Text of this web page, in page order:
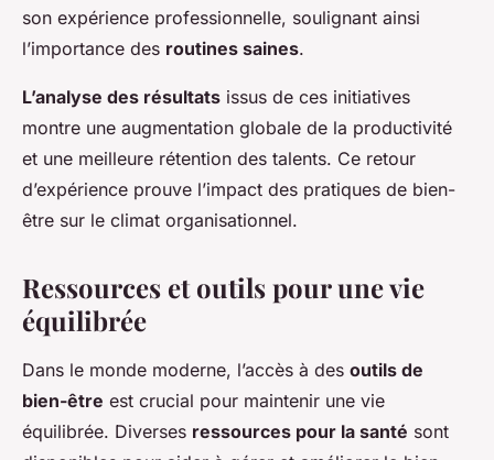
son expérience professionnelle, soulignant ainsi
l’importance des routines saines.
L’analyse des résultats issus de ces initiatives
montre une augmentation globale de la productivité
et une meilleure rétention des talents. Ce retour
d’expérience prouve l’impact des pratiques de bien-
être sur le climat organisationnel.
Ressources et outils pour une vie
équilibrée
Dans le monde moderne, l’accès à des outils de
bien-être est crucial pour maintenir une vie
équilibrée. Diverses ressources pour la santé sont